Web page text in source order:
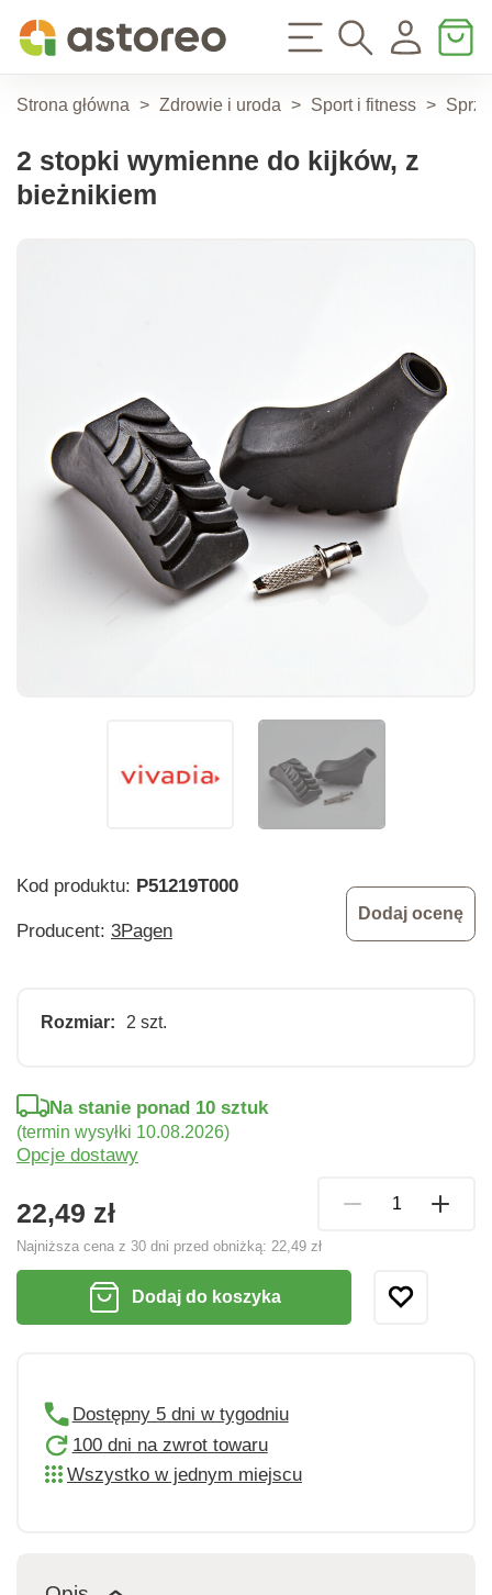
Strona główna > Zdrowie i uroda > Sport i fitness >
2 stopki wymienne do kijków, z
bieżnikiem
Kod produktu: P51219T000
Producent: 3Pagen
Dodaj ocenę
Rozmiar: 2 szt.
22,49 zł
Najniższa cena z 30 dni przed obniżką: 22,49 zł
Na stanie ponad 10 sztuk
(termin wysyłki 10.08.2026)
Opcje dostawy
Dodaj do koszyka
Dostępny 5 dni w tygodniu
100 dni na zwrot towaru
Wszystko w jednym miejscu